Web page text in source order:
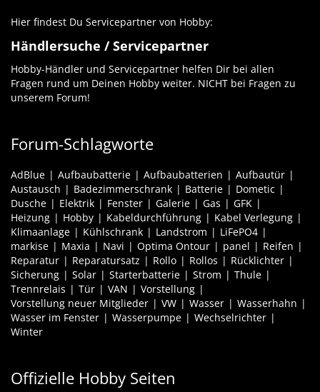
Hier findest Du Servicepartner von Hobby:
Händlersuche / Servicepartner
Hobby-Händler und Servicepartner helfen Dir bei allen
Fragen rund um Deinen Hobby weiter. NICHT bei Fragen zu
unserem Forum!
Forum-Schlagworte
AdBlue Aufbaubatterie Aufbaubatterien
Aufbautür
Austausch
Badezimmerschrank Batterie
Dometic
Dusche
Elektrik Fenster Galerie Gas
GFK
Heizung
Hobby Kabeldurchführung
Kabel Verlegung
Klimaanlage
Kühlschrank Landstrom
LiFePO4
markise
Maxia Navi Optima Ontour panel
Reifen
Reparatur
Reparatursatz Rollo Rollos
Rücklichter
Sicherung
Solar Starterbatterie Strom
Thule
Trennrelais
Tür VAN
Vorstellung
Vorstellung neuer Mitglieder
VW Wasser
Wasserhahn
Wasser im Fenster
Wasserpumpe
Wechselrichter
Winter
Offizielle Hobby Seiten